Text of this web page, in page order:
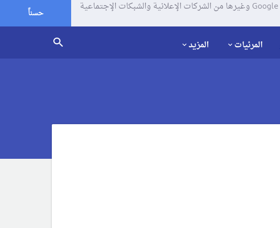
يستخدم موقعنا ملفات تعريف الإرتباط (الكوكيز) لتحليل زياراتك وإستخدامك للموقع و تتم مشاركة بعض المعلومات مع Google وغيرها من الشركات الإعلانية والشبكات الإجتماعية
حسناً
المرئيات المزيد